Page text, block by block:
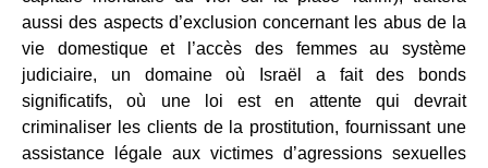
aussi des aspects d’exclusion concernant les abus de la
vie domestique et l’accès des femmes au système
judiciaire, un domaine où Israël a fait des bonds
significatifs, où une loi est en attente qui devrait
criminaliser les clients de la prostitution, fournissant une
assistance légale aux victimes d’agressions sexuelles